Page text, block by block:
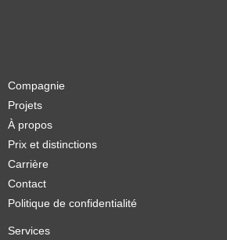
Compagnie
Projets
À propos
Prix et distinctions
Carrière
Contact
Politique de confidentialité
Services